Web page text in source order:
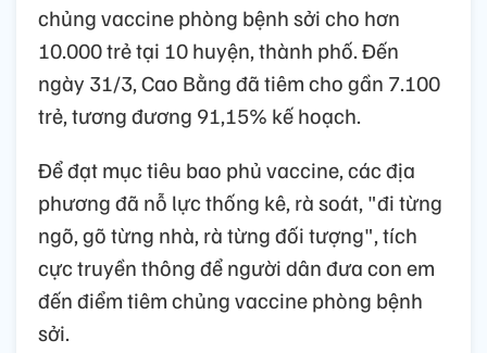
chủng vaccine phòng bệnh sởi cho hơn
10.000 trẻ tại 10 huyện, thành phố. Đến
ngày 31/3, Cao Bằng đã tiêm cho gần 7.100
trẻ, tương đương 91,15% kế hoạch.
Để đạt mục tiêu bao phủ vaccine, các địa
phương đã nỗ lực thống kê, rà soát, "đi từng
ngõ, gõ từng nhà, rà từng đối tượng", tích
cực truyền thông để người dân đưa con em
đến điểm tiêm chủng vaccine phòng bệnh
sởi.